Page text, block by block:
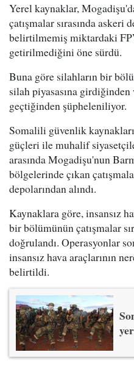
Yerel kaynaklar,
çatışmalar sırasında askeri
belirtilmemiş miktardaki
getirilmediğini öne sürdü.
Buna göre silahların bir
silah piyasasına girdiğinden
geçtiğinden şüpheleniliyor.
Somalili güvenlik
güçleri ile muhalif
arasında Mogadişu'nun
bölgelerinde çıkan
depolarından alındı.
Kaynaklara göre, insansız
bir bölümünün çatışmalar
doğrulandı. Operasyonlar
insansız hava araçlarının
belirtildi.